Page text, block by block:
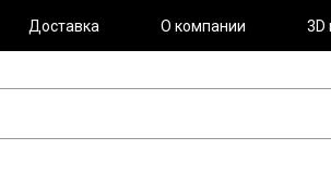
Доставка О компании 3D